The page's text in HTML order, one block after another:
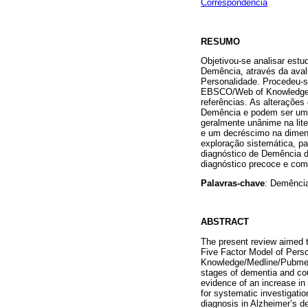
Correspondência
RESUMO
Objetivou-se analisar
Demência, através da
Personalidade.
EBSCO/Web of
referências. As
Demência e podem ser
geralmente unânime na
e um decréscimo na
exploração sistemática,
diagnóstico de Demência
diagnóstico precoce e
Palavras-chave:
ABSTRACT
The present review
Five Factor Model of
Knowledge/Medline/
stages of dementia and
evidence of an increase
for systematic
diagnosis in Alzheimer’s